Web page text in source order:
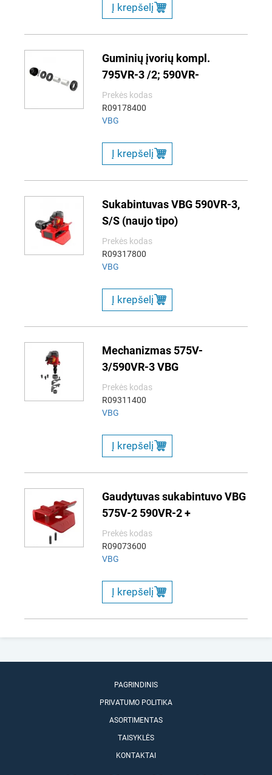
Į krepšelį
Guminių įvorių kompl.
795VR-3 /2; 590VR-
Prekės kodas
R09178400
VBG
Į krepšelį
Sukabintuvas VBG 590VR-3,
S/S (naujo tipo)
Prekės kodas
R09317800
VBG
Į krepšelį
Mechanizmas 575V-
3/590VR-3 VBG
Prekės kodas
R09311400
VBG
Į krepšelį
Gaudytuvas sukabintuvo VBG
575V-2 590VR-2 +
Prekės kodas
R09073600
VBG
Į krepšelį
PAGRINDINIS
PRIVATUMO POLITIKA
ASORTIMENTAS
TAISYKLĖS
KONTAKTAI